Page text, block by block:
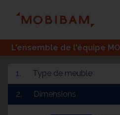
L'ensemble de l'équipe
1. Type de meuble
2. Dimensions